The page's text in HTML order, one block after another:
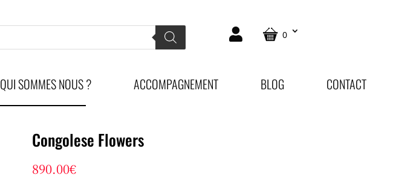
0
QUI SOMMES NOUS ? ACCOMPAGNEMENT BLOG CONTACT
Congolese Flowers
890.00€